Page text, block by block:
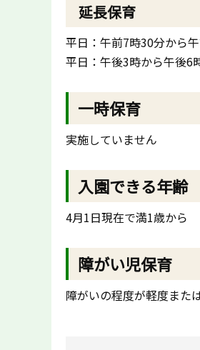
延長保育
平日：午前7時30分から
平日：午後3時から午後6
一時保育
実施していません
入園できる年齢
4月1日現在で満1歳から
障がい児保育
障がいの程度が軽度また